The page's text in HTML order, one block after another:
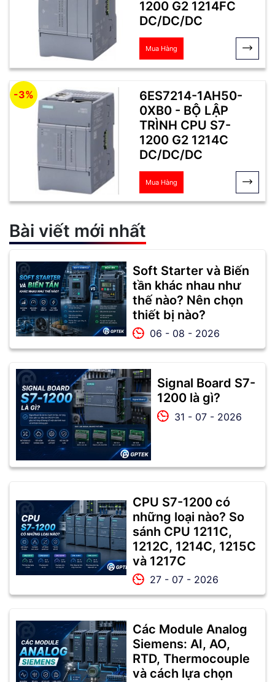
1200 G2 1214FC
DC/DC/DC
Mua Hàng
6ES7214-1AH50-
0XB0 - BỘ LẬP
TRÌNH CPU S7-
1200 G2 1214C
DC/DC/DC
-3%
Mua Hàng
Bài viết mới nhất
Soft Starter và Biến
tần khác nhau như
thế nào? Nên chọn
thiết bị nào?
06 - 08 - 2026
Signal Board S7-
1200 là gì?
31 - 07 - 2026
CPU S7-1200 có
những loại nào? So
sánh CPU 1211C,
1212C, 1214C, 1215C
và 1217C
27 - 07 - 2026
Các Module Analog
Siemens: AI, AO,
RTD, Thermocouple
và cách lựa chọn